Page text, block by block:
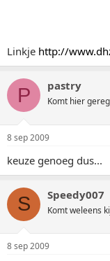
Linkje http://
P pastry
Komt hier
8 sep 2009
keuze genoeg dus...
S Speedy007
Komt weleens
8 sep 2009